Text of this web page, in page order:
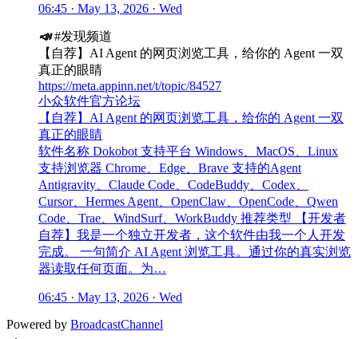
06:45 · May 13, 2026 · Wed
📣#发现频道
【自荐】AI Agent 的网页浏览工具，给你的 Agent 一双
真正的眼睛
https://meta.appinn.net/t/topic/84527
小众软件官方论坛
【自荐】AI Agent 的网页浏览工具，给你的 Agent 一双
真正的眼睛
软件名称 Dokobot 支持平台 Windows、MacOS、Linux
支持浏览器 Chrome、Edge、Brave 支持的Agent
Antigravity、Claude Code、CodeBuddy、Codex、
Cursor、Hermes Agent、OpenClaw、OpenCode、Qwen
Code、Trae、WindSurf、WorkBuddy 推荐类型 【开发者
自荐】我是一个独立开发者，这个软件由我一个人开发
完成。 一句简介 AI Agent 浏览工具。通过你的真实浏览
器读取任何页面。为…
06:45 · May 13, 2026 · Wed
Powered by BroadcastChannel